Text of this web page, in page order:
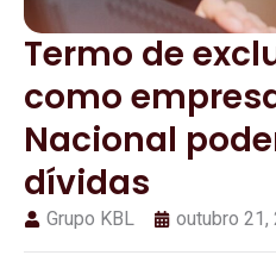
Termo de
como
Nacional
dívidas
Grupo KBL outubro 21,